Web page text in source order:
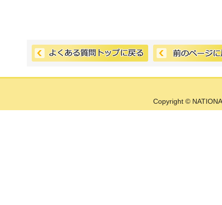
Copyright ©